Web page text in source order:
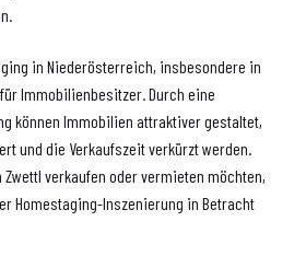
in Niederösterreich, insbesondere in
Immobilienbesitzer. Durch eine
können Immobilien attraktiver gestaltet,
und die Verkaufszeit verkürzt werden.
verkaufen oder vermieten möchten,
Homestaging-Inszenierung in Betracht